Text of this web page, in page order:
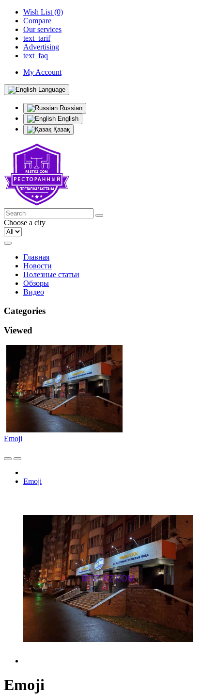
Wish List (0)
Compare
Our services
text_tarif
Advertising
text_faq
My Account
Language
Russian
English
Қазақ
Choose a city
Главная
Новости
Полезные статьи
Обзоры
Видео
Categories
Viewed
Emoji
Emoji
Emoji